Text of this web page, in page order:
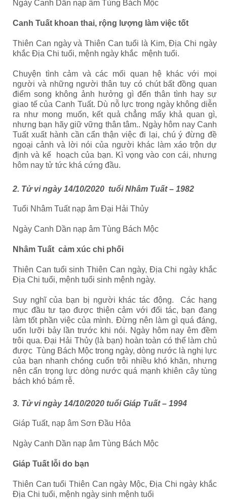
Ngày Canh Dần nạp âm Tùng Bách Mộc
Canh Tuất khoan thai, rộng lượng làm việc tốt
Thiên Can ngày và Thiên Can tuổi là Kim, Địa Chi ngày
khắc Địa Chi tuổi, mệnh ngày khắc mệnh tuổi.
Chuyện tình cảm và các mối quan hệ khác với mọi
người và những người thân tuy có chút bất đồng quan
điểm song không ảnh hưởng gì đến thân tình hay sự
giao tế của Canh Tuất. Dù nỗ lực trong ngày không diễn
ra như mong muốn, kết quả chẳng mấy khả quan gì,
nhưng bạn hãy giữ vững thân tâm.. Ngày hôm nay Canh
Tuất xuất hành cần cẩn thận việc đi lại, chú ý đừng đề
ngoại cảnh và lời nói của người khác làm xáo trộn dự
định và kế hoạch của bạn. Kì vọng vào con cái, nhưng
hôm nay tử tức khá cứng đầu.
2. Tử vi ngày 14/10/2020 tuổi Nhâm Tuất – 1982
Tuổi Nhâm Tuất nạp âm Đại Hải Thủy
Ngày Canh Dần nạp âm Tùng Bách Mộc
Nhâm Tuất cảm xúc chi phối
Thiên Can tuổi sinh Thiên Can ngày, Địa Chi ngày khắc
Địa Chi tuổi, mệnh tuổi sinh mệnh ngày.
Suy nghĩ của bạn bị người khác tác động. Các hạng
mục đầu tư tạo được thiện cảm với đối tác, bạn đang
làm tốt phần việc của mình. Đừng nên làm gì quá đáng,
uốn lưỡi bảy lần trước khi nói. Ngày hôm nay êm đềm
trôi qua. Đại Hải Thủy (là bạn) hoàn toàn có thể làm chủ
được Tùng Bách Mộc trong ngày, dòng nước là nghị lực
của bạn nhanh chóng cuốn trôi nhiều khó khăn, nhưng
nên cẩn trọng lực dòng nước quá mạnh khiên cây tùng
bách khó bám rễ.
3. Tử vi ngày 14/10/2020 tuổi Giáp Tuất – 1994
Giáp Tuất, nạp âm Sơn Đầu Hỏa
Ngày Canh Dần nạp âm Tùng Bách Mộc
Giáp Tuất lỗi do bạn
Thiên Can tuổi Thiên Can ngày Mộc, Địa Chi ngày khắc
Địa Chi tuổi, mệnh ngày sinh mệnh tuổi